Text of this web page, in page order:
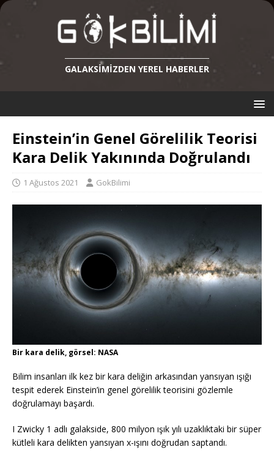
GALAKSIMIZDEN YEREL HABERLER
Einstein’in Genel Görelilik Teorisi
Kara Delik Yakınında Doğrulandı
1 Ağustos 2021 GokBilimi
Bir kara delik, görsel: NASA
Bilim insanları ilk kez bir kara deliğin arkasından yansıyan ışığı
tespit ederek Einstein’in genel görelilik teorisini gözlemle
doğrulamayı başardı.
I Zwicky 1 adlı galakside, 800 milyon ışık yılı uzaklıktaki bir süper
kütleli kara delikten yansıyan x-ışını doğrudan saptandı.